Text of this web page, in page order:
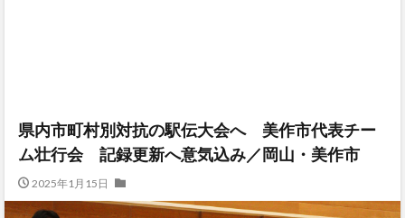
県内市町村別対抗の駅伝大会へ 美作市代表チー
ム壮行会 記録更新へ意気込み／岡山・美作市
2025年1月15日